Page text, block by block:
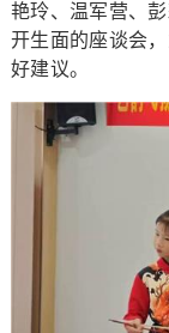
艳玲、温军营、
开生面的座谈会
好建议。